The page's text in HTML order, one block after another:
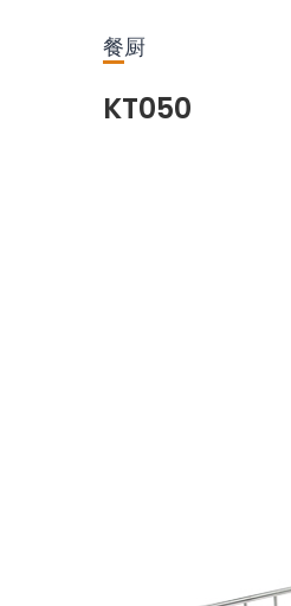
餐厨
KT050